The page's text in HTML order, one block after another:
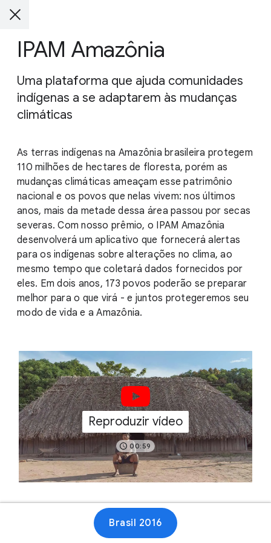
IPAM Amazônia
Uma plataforma que ajuda comunidades
indígenas a se adaptarem às mudanças
climáticas
As terras indígenas na Amazônia brasileira protegem
110 milhões de hectares de floresta, porém as
mudanças climáticas ameaçam esse patrimônio
nacional e os povos que nelas vivem: nos últimos
anos, mais da metade dessa área passou por secas
severas. Com nosso prêmio, o IPAM Amazônia
desenvolverá um aplicativo que fornecerá alertas
para os indígenas sobre alterações no clima, ao
mesmo tempo que coletará dados fornecidos por
eles. Em dois anos, 173 povos poderão se preparar
melhor para o que virá - e juntos protegeremos seu
modo de vida e a Amazônia.
Reproduzir vídeo
00:59
Brasil 2016